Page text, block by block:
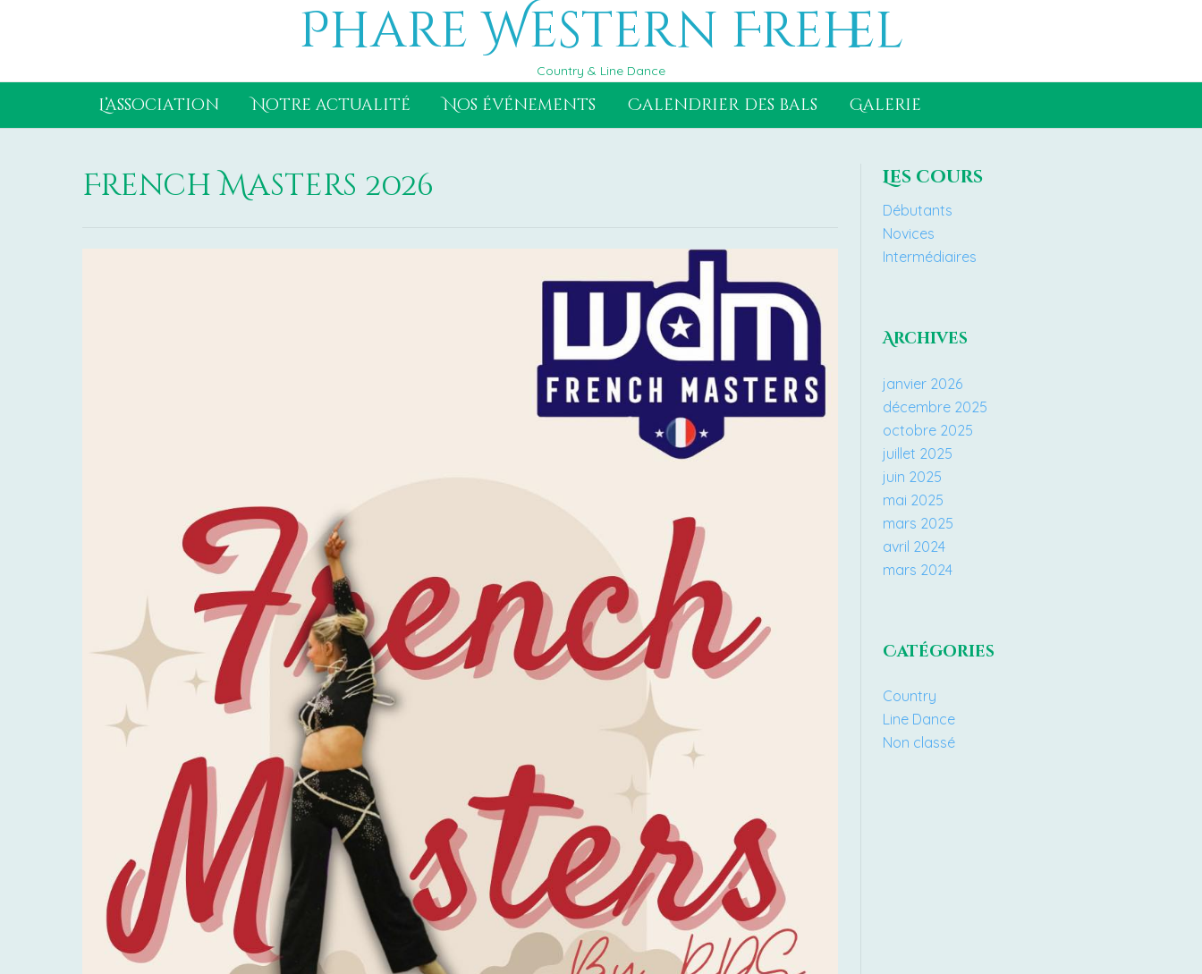
Phare Western Frehel
Country & Line Dance
L’association Notre actualité Nos événements Calendrier des bals Galerie
French Masters 2026 Les cours
Débutants
Novices
Intermédiaires
Archives
janvier 2026
décembre 2025
octobre 2025
juillet 2025
juin 2025
mai 2025
mars 2025
avril 2024
mars 2024
Catégories
Country
Line Dance
Non classé